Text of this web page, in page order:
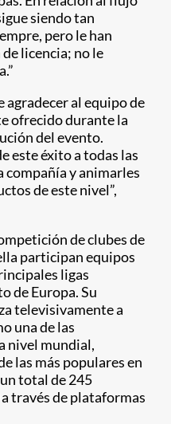
siendo tan
pero le han
licencia; no le
agradecer al equipo de
ofrecido durante la
del evento.
este éxito a todas las
compañía y animarles
de este nivel”,
de clubes de
participan equipos
ligas
de Europa. Su
televisivamente a
una de las
nivel mundial,
las más populares en
total de 245
través de plataformas